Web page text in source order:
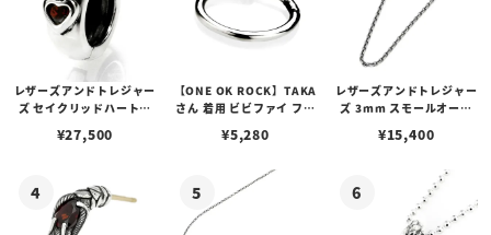
レザーズアンドトレジャー
ズ セイクリッドハートピ
¥27,500
【ONE OK ROCK】TAKA
さん 着用 ビビファイ フー
¥5,280
レザーズアンドトレジャー
ズ 3mm スモールオーバ
ブスタークラスプ＆LTロ
¥15,400